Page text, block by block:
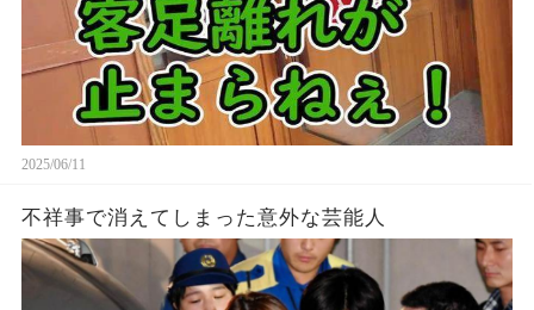
2025/06/11
不祥事で消えてしまった意外な芸能人